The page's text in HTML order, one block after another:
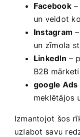
Facebook–
un veidot
Instagram
⁢un zīmola
LinkedIn –
B2B
google ‍Ads
meklētājos
Izmantojot šos
uzlabot ⁤savu